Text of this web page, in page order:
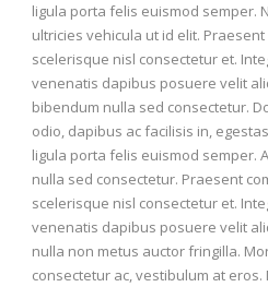
ligula porta felis euismod semper.
ultricies vehicula ut id elit.
scelerisque nisl consectetur et.
venenatis dapibus posuere velit
bibendum nulla sed consectetur.
odio, dapibus ac facilisis in,
ligula porta felis euismod semper.
nulla sed consectetur. Praesent
scelerisque nisl consectetur et.
venenatis dapibus posuere velit
nulla non metus auctor fringilla.
consectetur ac, vestibulum at